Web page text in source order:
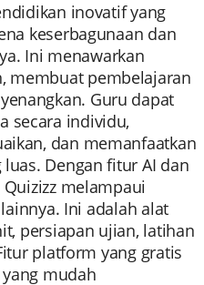
inovatif yang
keserbagunaan dan
Ini menawarkan
membuat pembelajaran
Guru dapat
secara individu,
dan memanfaatkan
Dengan fitur AI dan
melampaui
Ini adalah alat
persiapan ujian, latihan
platform yang gratis
mudah